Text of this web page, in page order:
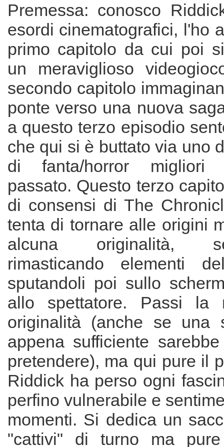
Premessa: conosco
esordi cinematografici, l'ho
primo capitolo da cui poi
un meraviglioso
secondo capitolo
ponte verso una nuova
a questo terzo episodio
che qui si è buttato via uno
di fanta/horror migliori
passato. Questo terzo
di consensi di The
tenta di tornare alle origini
alcuna originalità,
rimasticando elementi
sputandoli poi sullo
allo spettatore. Passi la
originalità (anche se una
appena sufficiente
pretendere), ma qui pure il
Riddick ha perso ogni
perfino vulnerabile e
momenti. Si dedica un
"cattivi" di turno ma